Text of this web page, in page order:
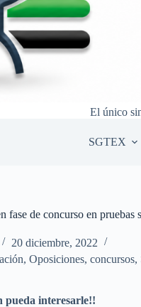
El único
SGTEX
fase de concurso en
20 diciembre, 2022
, Oposiciones, concursos,
pueda interesarle!!